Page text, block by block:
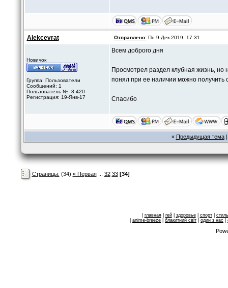
Alekcevrat Отправлено:Пн 9-Дек-2019, 17:31
Новичок
Группа: Пользователи
Сообщений: 1
Пользователь №: 8 420
Регистрация: 19-Янв-17
Всем доброго дня
Просмотрел раздел клубная жизнь, но
понял при ее наличии можно получить
Спасибо
« Предыдущая тема
Страницы: (34) « Первая... 32 33 [34]
главная| гей| здоровье| спорт| стиль
anime-breeze блакитний свiт один з нас